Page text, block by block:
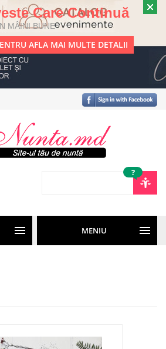
Care Continuă
MÂINI BUNE
AFLA MAI MULTE DETALII
?
MENIU